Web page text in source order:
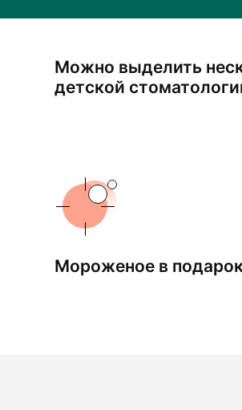
Можно выделить
детской
Мороженое в